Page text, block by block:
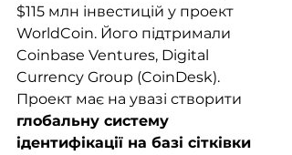
$115 млн інвестицій у проект
WorldCoin. Його підтримали
Coinbase Ventures, Digital
Currency Group (CoinDesk).
Проект має на увазі створити
глобальну систему
ідентифікації на базі сітківки